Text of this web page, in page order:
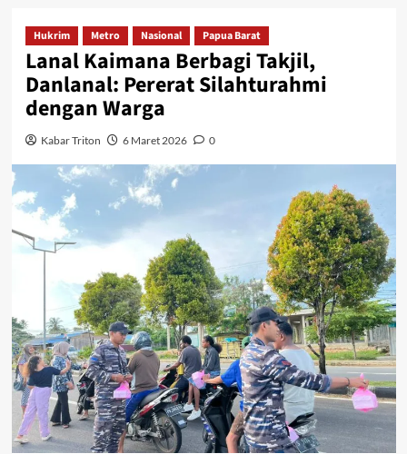
Hukrim Metro Nasional Papua Barat
Lanal Kaimana Berbagi Takjil,
Danlanal: Pererat Silahturahmi
dengan Warga
Kabar Triton 6 Maret 2026 0